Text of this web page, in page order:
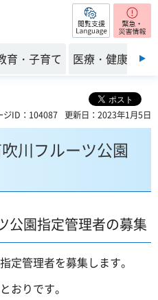
閲覧支援
育・子育て 医療・健康・福
ジID：104087 更新日：2023年1月5日
川フルーツ公園
公園指定管理者の募集
定管理者を募集します。
おりです。